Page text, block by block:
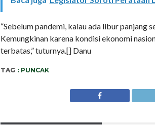
“Sebelum pandemi, kalau ada libur panjang
Kemungkinan karena kondisi ekonomi
terbatas,” tuturnya.[] Danu
TAG : PUNCAK